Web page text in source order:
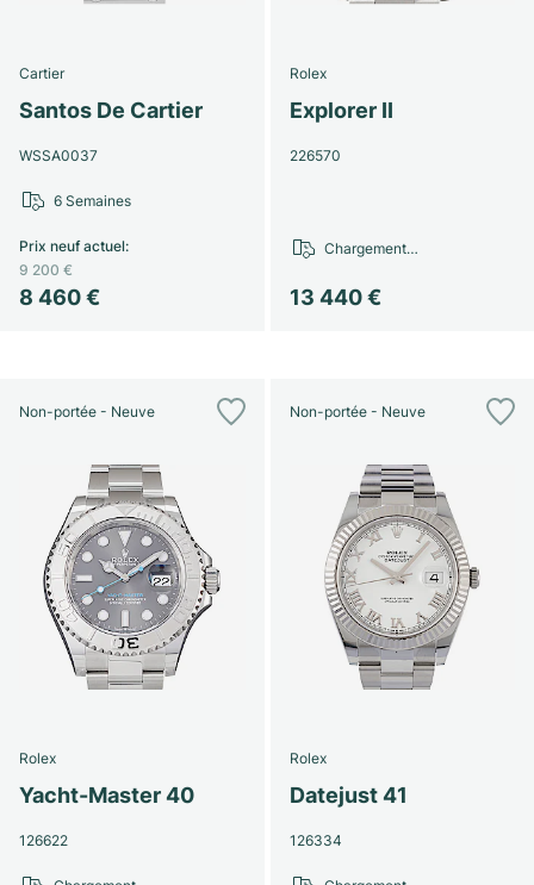
Cartier
Santos De Cartier
WSSA0037
8 460 €
Prix neuf actuel:
9 200 €
6 Semaines
Rolex
Explorer II
226570
13 440 €
Chargement…
Non-portée - Neuve
Rolex
Yacht-Master 40
126622
Non-portée - Neuve
Rolex
Datejust 41
126334